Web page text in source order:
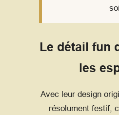
Le détail fun
les
Avec leur design
résolument festif,